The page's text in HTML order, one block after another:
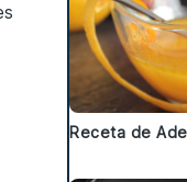
Receta de